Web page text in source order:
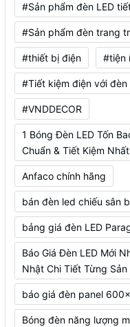
#Sản phẩm đèn LED
#Sản phẩm đèn trang
#thiết bị điện #tiện
#Tiết kiệm điện với đèn
#VNDDECOR
1 Bóng Đèn LED Tốn
Chuẩn & Tiết Kiệm Nhất
Anfaco chính hãng
bán đèn led chiếu sân
bảng giá đèn LED
Báo Giá Đèn LED Mới
Nhật Chi Tiết Từng Sản
báo giá đèn panel
Bóng đèn năng lượng